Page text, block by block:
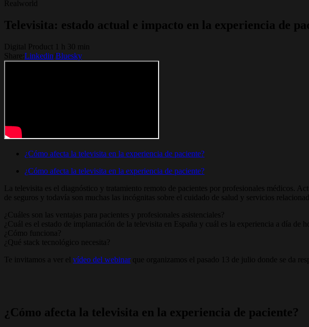
Realworld
Televisita: estado actual e impacto en la experiencia de
Digital Product 1 h 30 min
Share: Linkedin Bluesky
¿Cómo afecta la televisita en la experiencia de paciente?
¿Cómo afecta la televisita en la experiencia de paciente?
La televisita es el diagnóstico y tratamiento remoto de pacientes por profesionales médicos.
de seguros y todavía son muchas las incógnitas sobre el cuidado de salud y servicios
¿Cuáles son las ventajas para pacientes y profesionales asistenciales?
¿Cuál es el estado de implantación de la televisita en España y cuál es la experiencia a día de
¿Cómo funciona?
¿Qué stack tecnológico necesita?
Te invitamos a ver el vídeo del webinarque organizamos el pasado 13 de julio donde se da
¿Cómo afecta la televisita en la experiencia de paciente?